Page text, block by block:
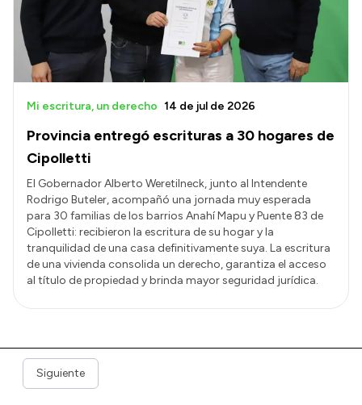
Provincia entregó escrituras a 30 hogares de
Cipolletti
Mi escritura, un derecho 14 de jul de 2026
El Gobernador Alberto Weretilneck, junto al Intendente
Rodrigo Buteler, acompañó una jornada muy esperada
para 30 familias de los barrios Anahí Mapu y Puente 83 de
Cipolletti: recibieron la escritura de su hogar y la
tranquilidad de una casa definitivamente suya. La escritura
de una vivienda consolida un derecho, garantiza el acceso
al título de propiedad y brinda mayor seguridad jurídica.
Siguiente